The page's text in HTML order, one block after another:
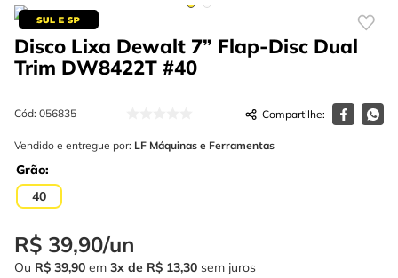
Disco Lixa Dewalt 7” Flap-Disc Dual
Trim DW8422T #40
Cód: 056835
Vendido e entregue por: LF Máquinas e Ferramentas
Grão
40
R$ 39,90/un
Ou R$ 39,90 em 3 R$ 13,30 sem juros
1º parafusadeira
2º caixa ferramentas
4º escada
5º serra circular
6º
8 º chave impacto
Termos mais buscados
parafusadeira
º caixa ferramentas
º esmerilhadeira
º fio